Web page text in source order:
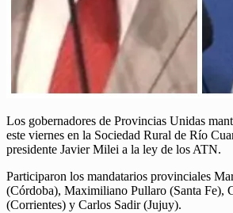
Los gobernadores de Provincias Unidas
este viernes en la Sociedad Rural de Río
presidente Javier Milei a la ley de los ATN.
Participaron los mandatarios provinciales
(Córdoba), Maximiliano Pullaro (Santa Fe),
(Corrientes) y Carlos Sadir (Jujuy).